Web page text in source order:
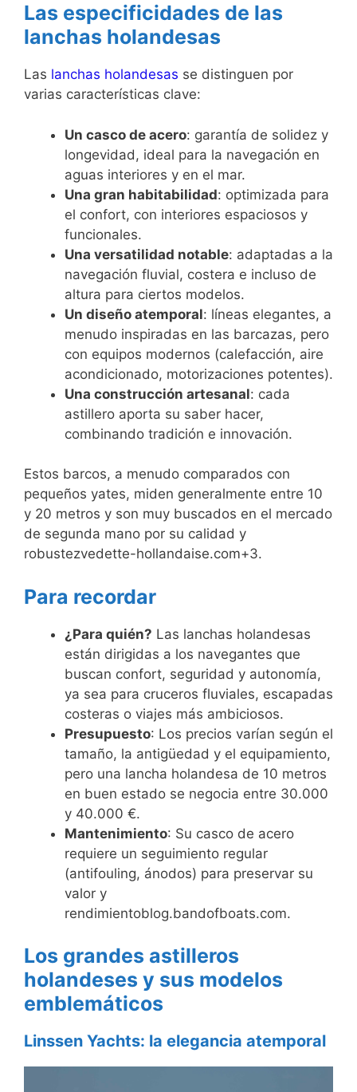
Las especificidades de las
lanchas holandesas
Las lanchas holandesas se distinguen por
varias características clave:
Un casco de acero: garantía de solidez y
longevidad, ideal para la navegación en
aguas interiores y en el mar.
Una gran habitabilidad: optimizada para
el confort, con interiores espaciosos y
funcionales.
Una versatilidad notable: adaptadas a la
navegación fluvial, costera e incluso de
altura para ciertos modelos.
Un diseño atemporal: líneas elegantes, a
menudo inspiradas en las barcazas, pero
con equipos modernos (calefacción, aire
acondicionado, motorizaciones potentes).
Una construcción artesanal: cada
astillero aporta su saber hacer,
combinando tradición e innovación.
Estos barcos, a menudo comparados con
pequeños yates, miden generalmente entre 10
y 20 metros y son muy buscados en el mercado
de segunda mano por su calidad y
robustezvedette-hollandaise.com+3.
Para recordar
¿Para quién? Las lanchas holandesas
están dirigidas a los navegantes que
buscan confort, seguridad y autonomía,
ya sea para cruceros fluviales, escapadas
costeras o viajes más ambiciosos.
Presupuesto: Los precios varían según el
tamaño, la antigüedad y el equipamiento,
pero una lancha holandesa de 10 metros
en buen estado se negocia entre 30.000
y 40.000 €.
Mantenimiento: Su casco de acero
requiere un seguimiento regular
(antifouling, ánodos) para preservar su
valor y
rendimientoblog.bandofboats.com.
Los grandes astilleros
holandeses y sus modelos
emblemáticos
Linssen Yachts: la elegancia atemporal